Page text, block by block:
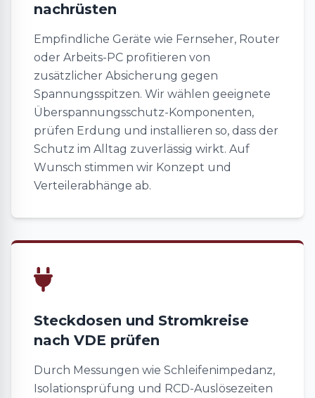
nachrüsten
Empfindliche Geräte wie Fernseher, Router
oder Arbeits-PC profitieren von
zusätzlicher Absicherung gegen
Spannungsspitzen. Wir wählen geeignete
Überspannungsschutz-Komponenten,
prüfen Erdung und installieren so, dass der
Schutz im Alltag zuverlässig wirkt. Auf
Wunsch stimmen wir Konzept und
Verteilerabhänge ab.
Steckdosen und Stromkreise
nach VDE prüfen
Durch Messungen wie Schleifenimpedanz,
Isolationsprüfung und RCD-Auslösezeiten